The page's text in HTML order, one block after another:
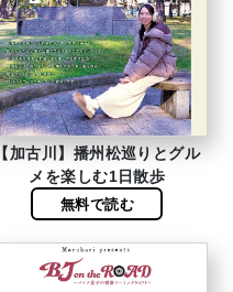
【加古川】播州松巡りとグル
メを楽しむ1日散歩
無料で読む